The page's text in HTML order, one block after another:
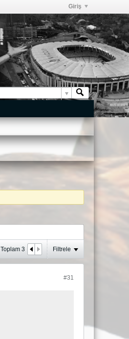
Giriş
Toplam 3 Filtrele
#31